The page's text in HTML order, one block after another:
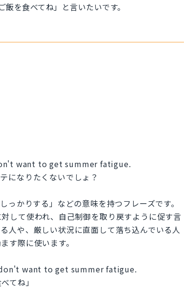
を食べてね」と言いたいです。
want to get summer fatigue.
になりたくないでしょ？
かりする」などの意味を持つフレーズです。
して使われ、自己制御を取り戻すように促す言
人や、厳しい状況に直面して落ち込んでいる人
す際に使います。
want to get summer fatigue.
てね」